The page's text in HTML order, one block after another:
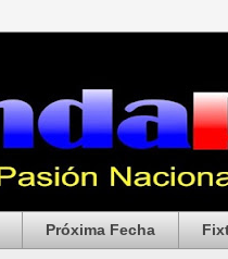
Próxima Fecha